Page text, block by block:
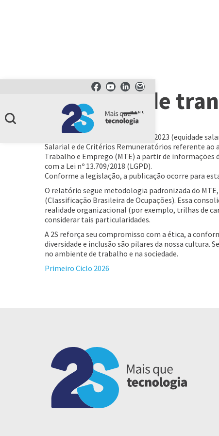
MENU
Relatório de
Sobre esta publicação
Em cumprimento à Lei nº 14.611/2023 (equidade
Salarial e de Critérios Remuneratórios referente ao
Trabalho e Emprego (MTE) a partir de informações
com a Lei nº 13.709/2018 (LGPD).
Conforme a legislação, a publicação ocorre para
O relatório segue metodologia padronizada do
(Classificação Brasileira de Ocupações). Essa
realidade organizacional (por exemplo, trilhas de
considerar tais particularidades.
A 2S reforça seu compromisso com a ética, a
diversidade e inclusão são pilares da nossa cultura.
no ambiente de trabalho e na sociedade.
Primeiro Ciclo 2026